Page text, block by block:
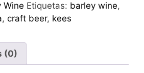
Wine Etiquetas: barley wine,
, craft beer, kees
(0)